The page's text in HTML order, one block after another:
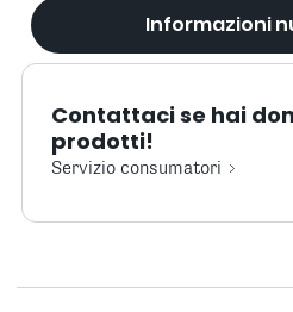
Informazioni
Contattaci se hai
prodotti!
Servizio consumatori